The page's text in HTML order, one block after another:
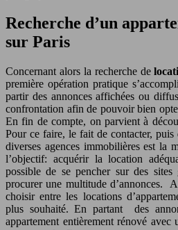
Recherche d’un
sur Paris
Concernant alors la recherche de
première opération pratique
partir des annonces affichées ou
confrontation afin de pouvoir bien
En fin de compte, on parvient à
Pour ce faire, le fait de contacter, puis
diverses agences immobilières est la
l’objectif: acquérir la location
possible de se pencher sur des sites
procurer une multitude d’annonces.
choisir entre les locations
plus souhaité. En partant des
appartement entièrement rénové